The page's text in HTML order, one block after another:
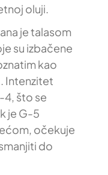
oluji.
je talasom
su izbačene
kao
Intenzitet
4, što se
je G-5
očekuje
do